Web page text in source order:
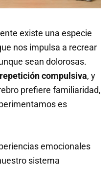
existe una especie
nos impulsa a recrear
sean dolorosas.
repetición compulsiva, y
prefiere familiaridad,
es
emocionales
sistema